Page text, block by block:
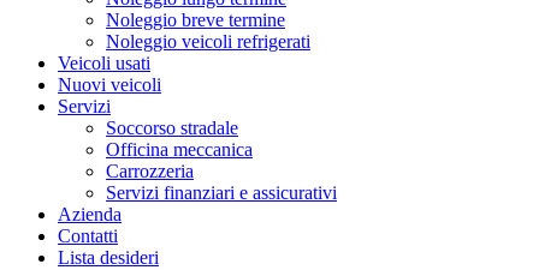
Noleggio breve termine
Noleggio veicoli refrigerati
Veicoli usati
Nuovi veicoli
Servizi
Soccorso stradale
Officina meccanica
Carrozzeria
Servizi finanziari e assicurativi
Azienda
Contatti
Lista desideri